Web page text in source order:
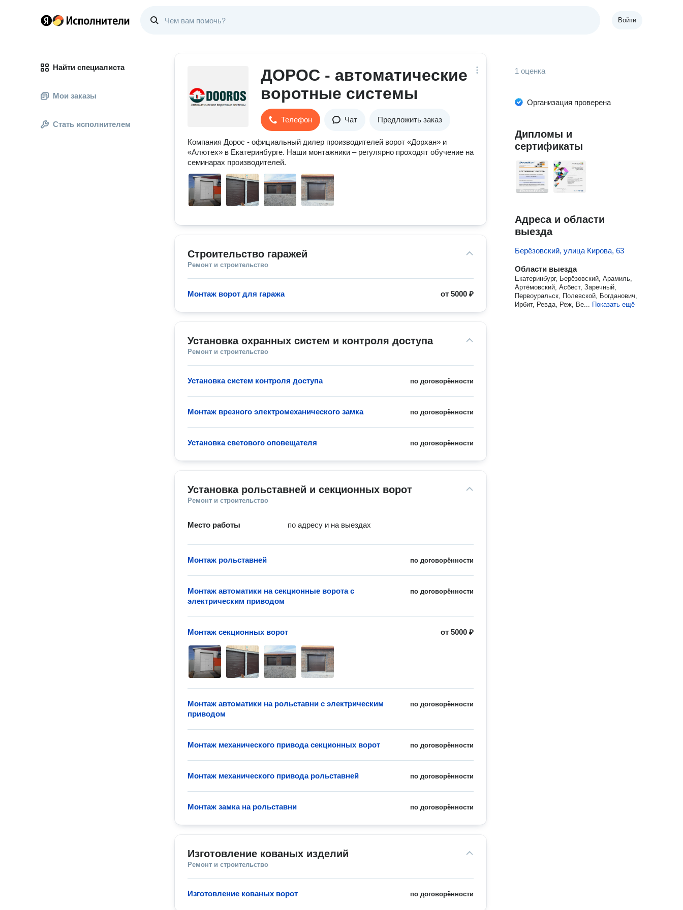
Войти
Найти специалиста
Мои заказы
Стать исполнителем
ДОРОС - автоматические
воротные системы
Телефон Чат Предложить заказ
Компания Дорос - официальный дилер производителей ворот «Дорхан» и
«Алютех» в Екатеринбурге. Наши монтажники – регулярно проходят обучение на
семинарах производителей.
Строительство гаражей
Ремонт и строительство
от5000 ₽
Монтаж ворот для гаража
Установка охранных систем и контроля доступа
Ремонт и строительство
по договорённости
Установка систем контроля доступа
по договорённости
Монтаж врезного электромеханического замка
по договорённости
Установка светового оповещателя
Установка рольставней и секционных ворот
Ремонт и строительство
Место работы по адресу и на выездах
по договорённости
Монтаж рольставней
по договорённости
Монтаж автоматики на секционные ворота с
электрическим приводом
от5000 ₽
Монтаж секционных ворот
по договорённости
Монтаж автоматики на рольставни с электрическим
приводом
по договорённости
Монтаж механического привода секционных ворот
по договорённости
Монтаж механического привода рольставней
по договорённости
Монтаж замка на рольставни
Изготовление кованых изделий
Ремонт и строительство
по договорённости
Изготовление кованых ворот
1 оценка
Организация проверена
Дипломы и
сертификаты
Адреса и области
выезда
Берёзовский, улица Кирова, 63
Области выезда
Екатеринбург, Берёзовский, Арамиль,
Артёмовский, Асбест, Заречный,
Первоуральск, Полевской, Богданович,
Ирбит, Ревда, Реж, Ве... Показать ещё